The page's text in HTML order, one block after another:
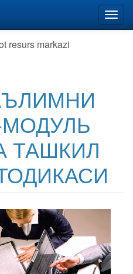
resurs markazi
ТАШКИЛ